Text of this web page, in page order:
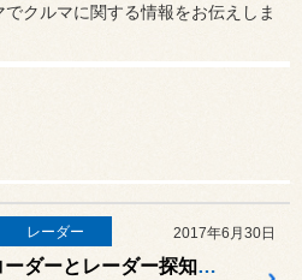
クルマに関する情報をお伝えしま
レーダー 2017年6月30日
ドライブレコーダーとレーダー探知機！